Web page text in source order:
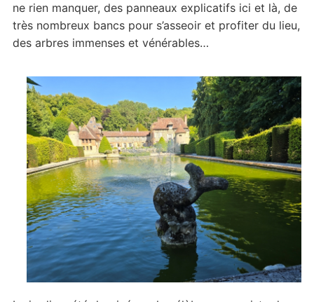
ne rien manquer, des panneaux explicatifs ici et là, de
très nombreux bancs pour s’asseoir et profiter du lieu,
des arbres immenses et vénérables…